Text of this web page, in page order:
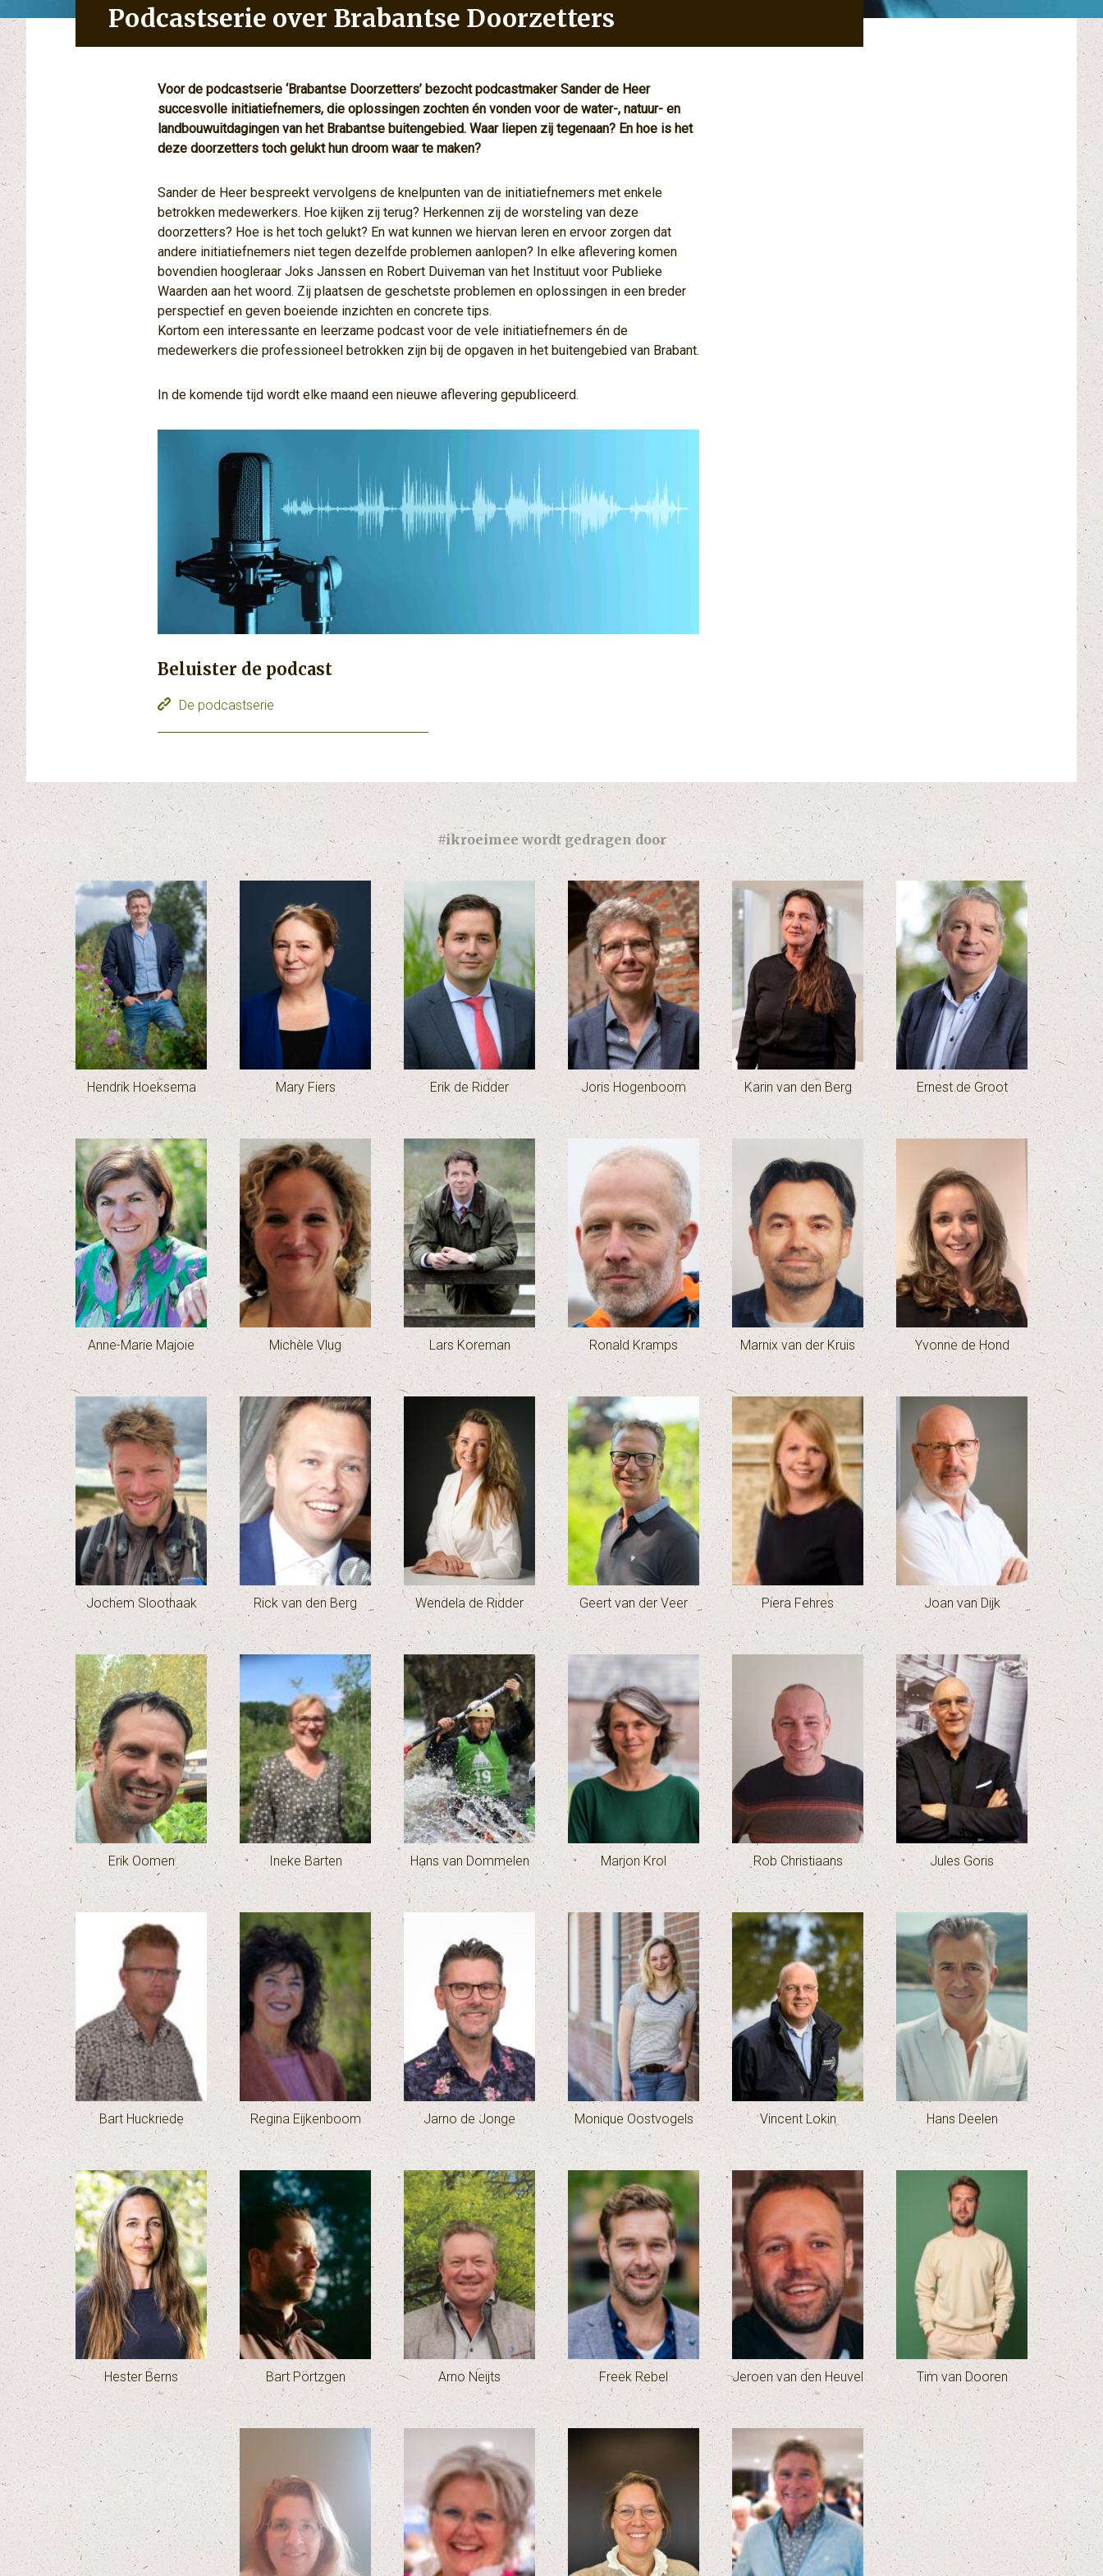
Podcastserie over Brabantse Doorzetters
Voor de podcastserie ‘Brabantse Doorzetters’ bezocht podcastmaker Sander de Heer
succesvolle initiatiefnemers, die oplossingen zochten én vonden voor de water-, natuur- en
landbouwuitdagingen van het Brabantse buitengebied. Waar liepen zij tegenaan? En hoe is het
deze doorzetters toch gelukt hun droom waar te maken?
Sander de Heer bespreekt vervolgens de knelpunten van de initiatiefnemers met enkele
betrokken medewerkers. Hoe kijken zij terug? Herkennen zij de worsteling van deze
doorzetters? Hoe is het toch gelukt? En wat kunnen we hiervan leren en ervoor zorgen dat
andere initiatiefnemers niet tegen dezelfde problemen aanlopen? In elke aflevering komen
bovendien hoogleraar Joks Janssen en Robert Duiveman van het Instituut voor Publieke
Waarden aan het woord. Zij plaatsen de geschetste problemen en oplossingen in een breder
perspectief en geven boeiende inzichten en concrete tips.
Kortom een interessante en leerzame podcast voor de vele initiatiefnemers én de
medewerkers die professioneel betrokken zijn bij de opgaven in het buitengebied van Brabant.
In de komende tijd wordt elke maand een nieuwe aflevering gepubliceerd.
Beluister de podcast
De podcastserie
#ikroeimee wordt gedragen door
Hendrik Hoeksema Mary Fiers Erik de Ridder Joris Hogenboom Karin van den Berg Ernest de Groot
Anne-Marie Majoie Michèle Vlug Lars Koreman Ronald Kramps Marnix van der Kruis Yvonne de Hond
Jochem Sloothaak Rick van den Berg Wendela de Ridder Geert van der Veer Piera Fehres Joan van Dijk
Erik Oomen Ineke Barten Hans van Dommelen Marjon Krol Rob Christiaans Jules Goris
Bart Huckriede Regina Eijkenboom Jarno de Jonge Monique Oostvogels Vincent Lokin Hans Deelen
Hester Berns Bart Pörtzgen Arno Neijts Freek Rebel Jeroen van den Heuvel Tim van Dooren